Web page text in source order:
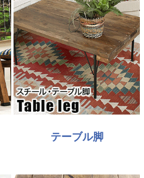
テーブル脚